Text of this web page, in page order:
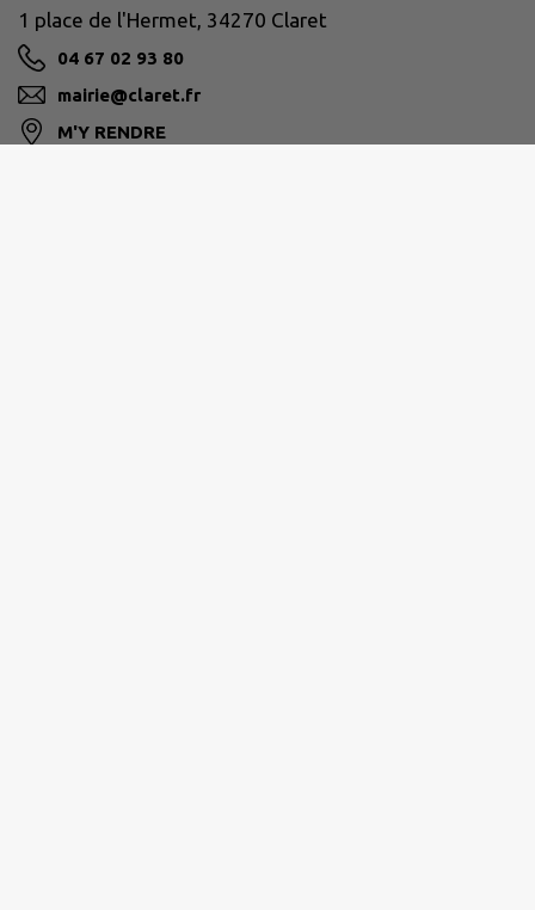
1 place de l'Hermet, 34270 Claret
04 67 02 93 80
mairie@claret.fr
M'Y RENDRE